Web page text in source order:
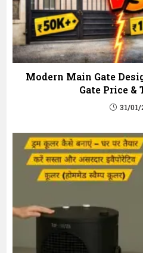
Modern Main Gate
Gate Price &
31/01/